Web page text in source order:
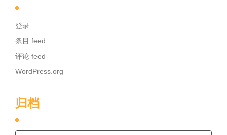
登录
条目 feed
评论 feed
WordPress.org
归档